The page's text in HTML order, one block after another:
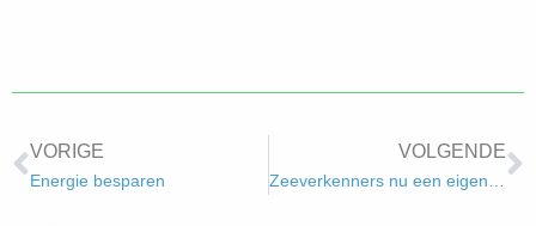
VORIGE
Energie besparen
VOLGENDE